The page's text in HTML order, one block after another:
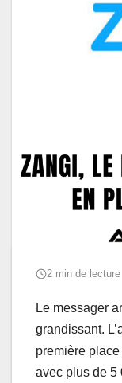
2 min de lecture
Le messager
grandissant.
première
avec plus de 5